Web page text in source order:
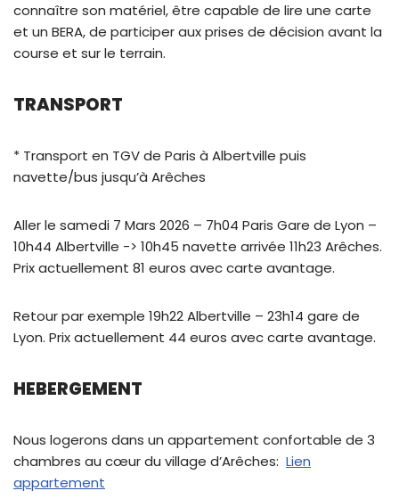
connaître son matériel, être capable de lire une carte
et un BERA, de participer aux prises de décision avant la
course et sur le terrain.
TRANSPORT
* Transport en TGV de Paris à Albertville puis
navette/bus jusqu’à Arêches
Aller le samedi 7 Mars 2026 – 7h04 Paris Gare de Lyon –
10h44 Albertville -> 10h45 navette arrivée 11h23 Arêches.
Prix actuellement 81 euros avec carte avantage.
Retour par exemple 19h22 Albertville – 23h14 gare de
Lyon. Prix actuellement 44 euros avec carte avantage.
HEBERGEMENT
Nous logerons dans un appartement confortable de 3
chambres au cœur du village d’Arêches: Lien
appartement